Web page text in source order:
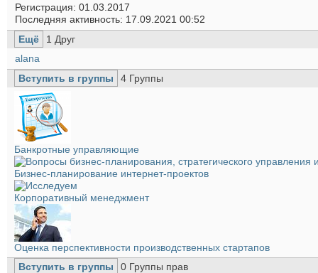
Регистрация 01.03.2017
Последняя активность 17.09.2021 00:52
Ещё
1 Друг
alana
Вступить в группы
4 Группы
Банкротные управляющие
Бизнес-планирование интернет-проектов
Корпоративный менеджмент
Оценка перспективности производственных стартапов
Вступить в группы
0 Группы прав